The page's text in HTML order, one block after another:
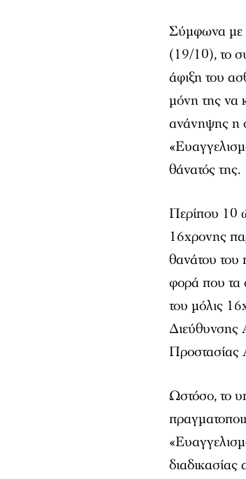
Σύμφωνα με
(19/10), το
άφιξη του
μόνη της να
ανάνηψης η
θάνατός της.
Περίπου 10
16χρονης
θανάτου του
φορά που τα
του μόλις
Διεύθυνσης
Προστασίας
Ωστόσο, το
διαδικασίας